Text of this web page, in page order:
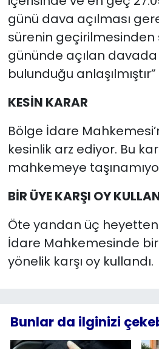
günü dava açılması
sürenin geçirilmesinden
gününde açılan davada
bulunduğu
KESİN KARAR
Bölge İdare
kesinlik arz ediyor. Bu
mahkemeye
BİR ÜYE KARŞI OY
Öte yandan üç
İdare Mahkemesinde
yönelik karşı oy kullandı.
Bunlar da ilginizi